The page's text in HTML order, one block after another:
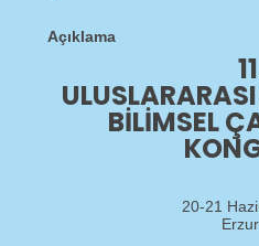
Açıklama
BILIMSEL
20-21